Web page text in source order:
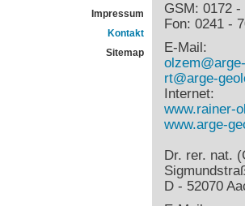
Impressum
Kontakt
Sitemap
GSM: 0172 -
Fon: 0241 -
E-Mail:
rt@arge-
Internet:
www.rainer-
www.arge-
Dr. rer. nat.
D - 52070